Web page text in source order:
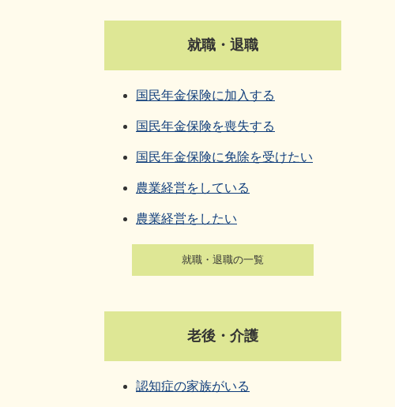
就職・退職
国民年金保険に加入する
国民年金保険を喪失する
国民年金保険に免除を受けたい
農業経営をしている
農業経営をしたい
就職・退職の一覧
老後・介護
認知症の家族がいる